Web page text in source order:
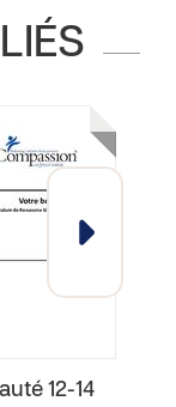
12-14